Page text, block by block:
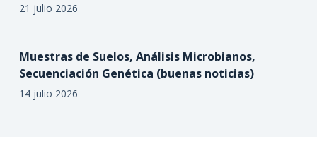
21 julio 2026
Muestras de Suelos, Análisis Microbianos,
Secuenciación Genética (buenas noticias)
14 julio 2026